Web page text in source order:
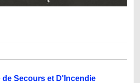
de Secours et D'Incendie